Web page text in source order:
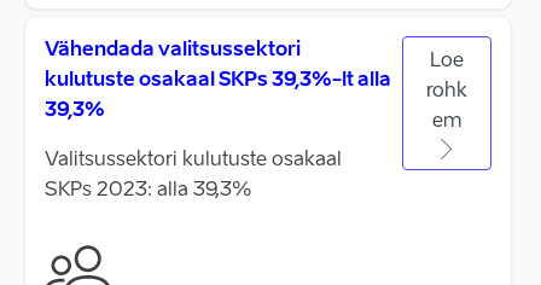
Vähendada valitsussektori
kulutuste osakaal SKPs 39,3%-lt alla
39,3%
Valitsussektori kulutuste osakaal
SKPs 2023: alla 39,3%
Loe
rohk
em